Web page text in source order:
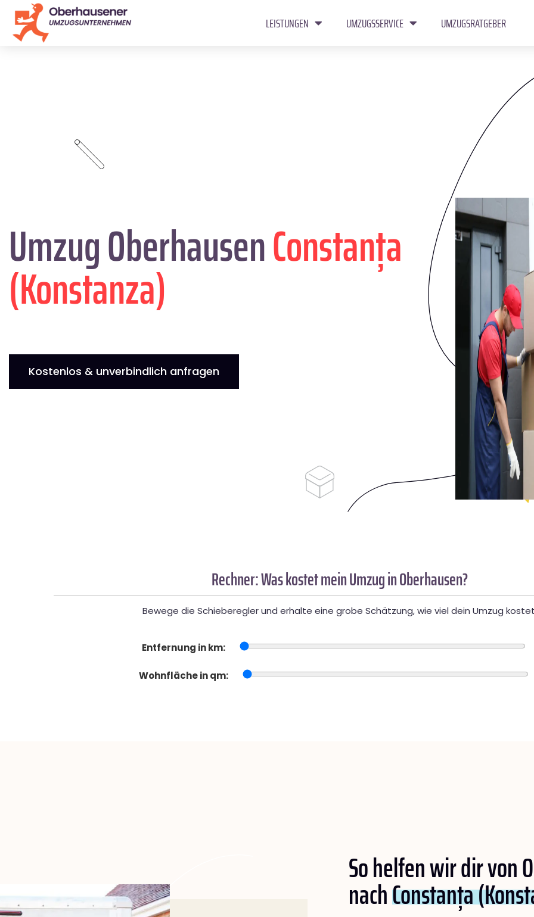
LEISTUNGEN UMZUGSSERVICE UMZUGSRATGEBER
Umzug OberhausenConstanța
(Konstanza)
Kostenlos & unverbindlich anfragen
Rechner: Was kostet mein Umzug in Oberhausen?
Bewege die Schieberegler und erhalte eine grobe Schätzung, wie viel dein Umzug
Entfernung in km:
Wohnfläche in qm:
So helfen wir dir von
nachConstanța